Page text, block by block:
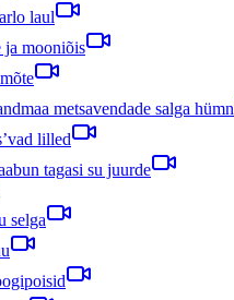
laul
ja mooniõis
metsavendade salga hümn
lilled
tagasi su juurde
selga